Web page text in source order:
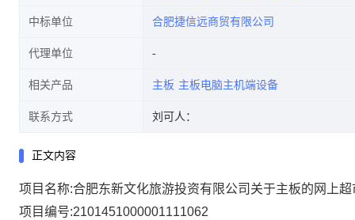
中标单位 合肥捷信远商贸有限公司
代理单位
相关产品 主板 主板电脑主机端设备
联系方式 刘可人：
正文内容
项目名称:合肥东新文化旅游投资有限公司关于主板的网上
项目编号:2101451000001111062